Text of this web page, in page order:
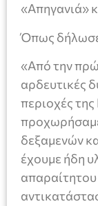
«Απηγανιά»
Όπως
«Από την
αρδευτικές
περιοχές
δεξαμενών
έχουμε ήδη
απαραίτητου